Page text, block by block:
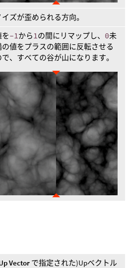
イズが歪められる方向。
-1 から 1 の間にリマップし、 0未
の値をプラスの範囲に反転させる
で、すべての谷が山になります。
Vector で指定された)Upベクトル